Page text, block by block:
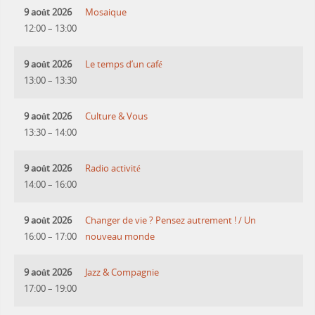
9 août 2026
12:00– 13:00
Mosaique
9 août 2026
13:00– 13:30
Le temps d’un café
9 août 2026
13:30– 14:00
Culture & Vous
9 août 2026
14:00– 16:00
Radio activité
9 août 2026
16:00– 17:00
Changer de vie ? Pensez autrement ! / Un
nouveau monde
9 août 2026
17:00– 19:00
Jazz & Compagnie